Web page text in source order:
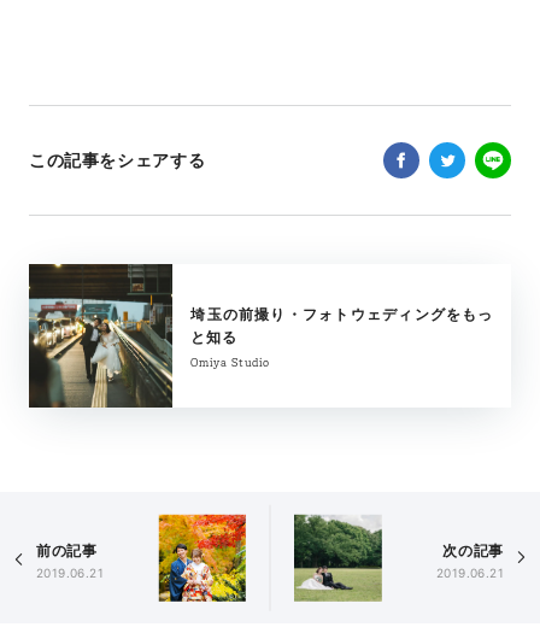
この記事をシェアする
埼玉の前撮り・フォトウェディングをもっ
と知る
Omiya Studio
前の記事
2019.06.21
次の記事
2019.06.21